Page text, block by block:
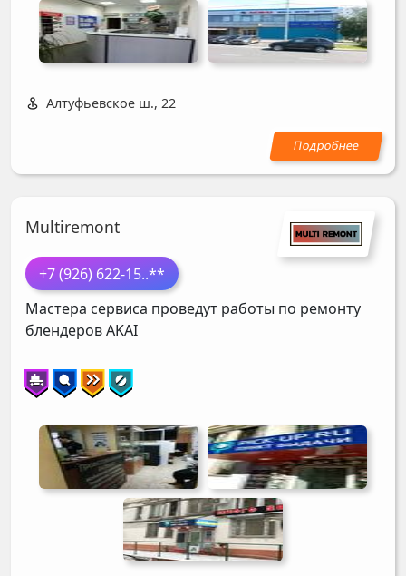
Алтуфьевское ш., 22
Multiremont
+7 (926) 622-15..**
Мастера сервиса проведут работы по ремонту
блендеровAKAI